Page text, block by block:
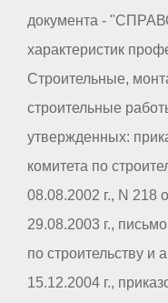
документа -
характеристик
Строительные,
строительные
утвержденных:
комитета по
08.08.2002 г., N 218
29.08.2003 г.,
по строительству и
15.12.2004 г.,